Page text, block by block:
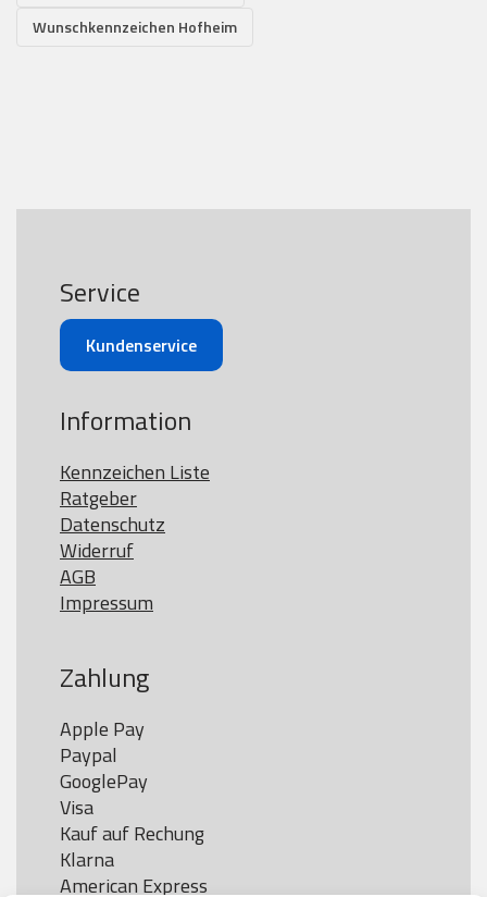
Wunschkennzeichen Hofheim
Service
Kundenservice
Information
Kennzeichen Liste
Ratgeber
Datenschutz
Widerruf
AGB
Impressum
Zahlung
Apple Pay
Paypal
GooglePay
Visa
Kauf auf Rechung
Klarna
American Express